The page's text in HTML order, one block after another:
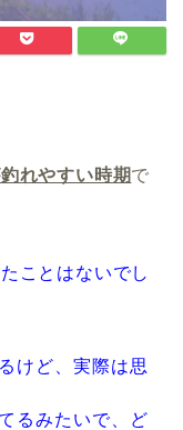
れやすい時期で
ことはないでし
けど、実際は思
るみたいで、ど